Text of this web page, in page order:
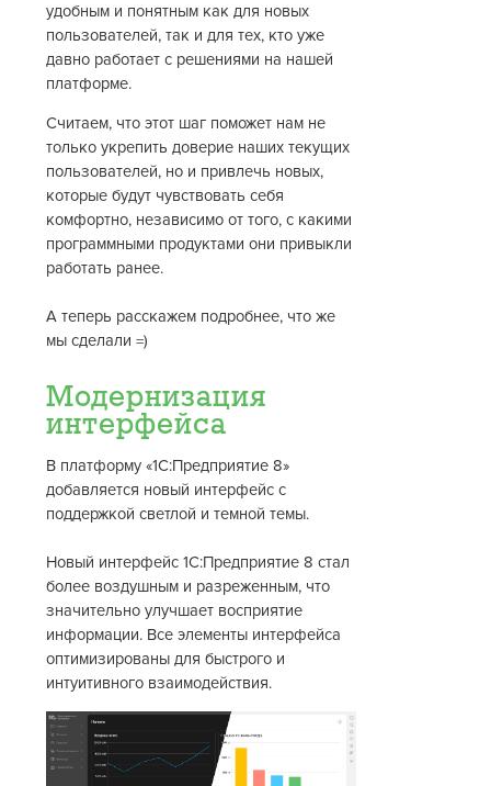
удобным и понятным как для новых
пользователей, так и для тех, кто уже
давно работает с решениями на нашей
платформе.
Считаем, что этот шаг поможет нам не
только укрепить доверие наших текущих
пользователей, но и привлечь новых,
которые будут чувствовать себя
комфортно, независимо от того, с какими
программными продуктами они привыкли
работать ранее.
А теперь расскажем подробнее, что же
мы сделали =)
Модернизация
интерфейса
В платформу «1С:Предприятие 8»
добавляется новый интерфейс с
поддержкой светлой и темной темы.
Новый интерфейс 1С:Предприятие 8 стал
более воздушным и разреженным, что
значительно улучшает восприятие
информации. Все элементы интерфейса
оптимизированы для быстрого и
интуитивного взаимодействия.